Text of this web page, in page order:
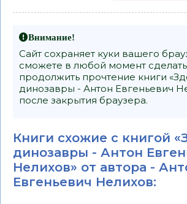
Внимание!
Сайт сохраняет куки вашего
сможете в любой момент сделать
продолжить прочтение книги
динозавры - Антон Евгеньевич
после закрытия браузера.
Книги схожие с книгой
динозавры - Антон
Нелихов» от автора -
Евгеньевич Нелихов: